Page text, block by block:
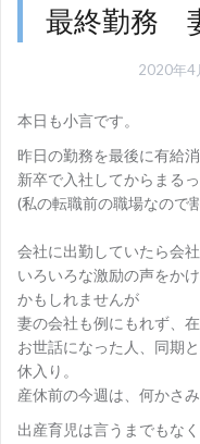
最終勤務
2020年4
本日も小言です。
昨日の勤務を最後に有給
新卒で入社してからまるっ
(私の転職前の職場なので
会社に出勤していたら会
いろいろな激励の声をか
かもしれませんが
妻の会社も例にもれず、
お世話になった人、同期
休入り。
産休前の今週は、何かさ
出産育児は言うまでもな